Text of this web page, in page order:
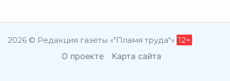
2026 © Редакция газеты «"Пламя труда"» 12+
О проекте Карта сайта